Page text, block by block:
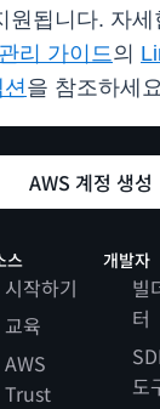
원됩니다. 자세
리 가이드의
을 참조하세
AWS 계정 생성
스
시작하기
교육
AWS
Trust
개발자
빌
터
도